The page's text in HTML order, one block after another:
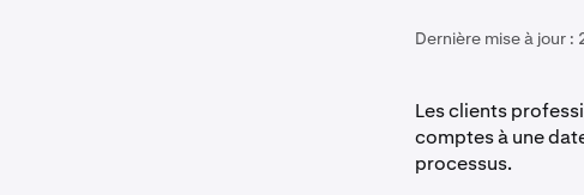
Dernière mise à jour :
Les clients
comptes à une
processus.